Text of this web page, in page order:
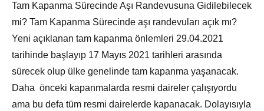
Tam Kapanma Sürecinde Aşı Randevusuna Gidilebilecek
mi? Tam Kapanma Sürecinde aşı randevuları açık mı?
Yeni açıklanan tam kapanma önlemleri 29.04.2021
tarihinde başlayıp 17 Mayıs 2021 tarihleri arasında
sürecek olup ülke genelinde tam kapanma yaşanacak.
Daha önceki kapanmalarda resmi daireler çalışıyordu
ama bu defa tüm resmi dairelerde kapanacak. Dolayısıyla